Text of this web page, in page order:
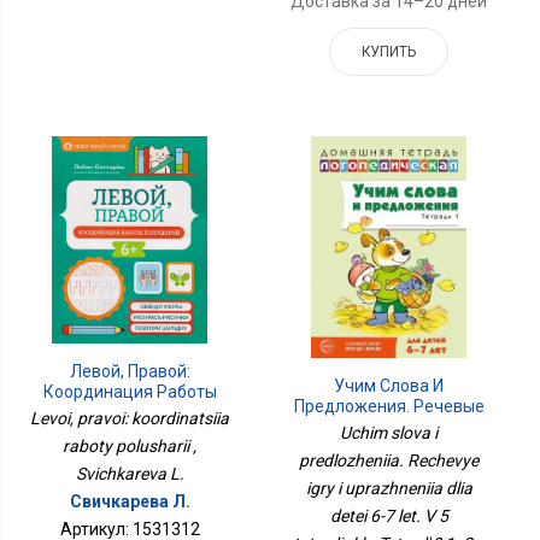
КУПИТЬ
Левой, Правой:
Координация Работы
Полушарий
Levoi, pravoi: koordinatsiia
raboty polusharii ,
Svichkareva L.
Свичкарева Л.
Артикул: 1531312
Учим Слова И
Предложения. Речевые
Игры И Упражнения Для
Детей 6-7 Лет. В 5
Тетрадях. Тетрадь № 1.
2-Е Изд., Испр.и Доп
Uchim slova i
predlozheniia. Rechevye
igry i uprazhneniia dlia
detei 6-7 let. V 5